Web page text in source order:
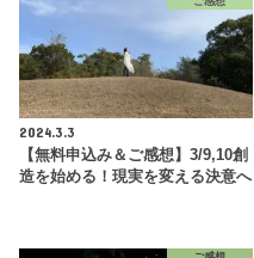
2024.3.3
【無料申込み＆ご感想】3/9,10創
造を始める！現実を変える決意へ